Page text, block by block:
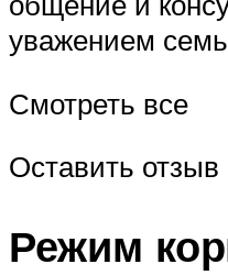
уважением
Смотреть все
Оставить отзыв
Режим